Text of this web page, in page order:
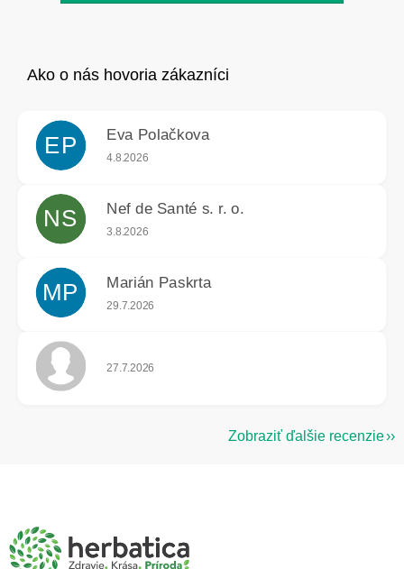
EP Eva Polačkova
Hodnotenie obchodu je 5 z 5 hviezdičiek.
4.8.2026
NS Nef de Santé s. r. o.
Hodnotenie obchodu je 5 z 5 hviezdičiek.
3.8.2026
MP Marián Paskrta
Hodnotenie obchodu je 5 z 5 hviezdičiek.
29.7.2026
Hodnotenie obchodu je 5 z 5 hviezdičiek.
27.7.2026
Zobraziť ďalšie recenzie